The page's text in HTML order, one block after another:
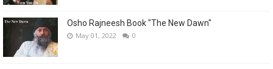
Osho Rajneesh Book "The New Dawn"
May 01, 2022 0